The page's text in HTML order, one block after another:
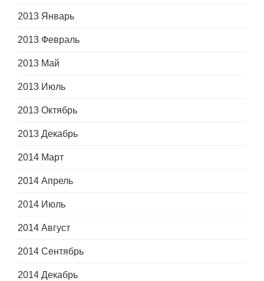
2013 Январь
2013 Февраль
2013 Май
2013 Июль
2013 Октябрь
2013 Декабрь
2014 Март
2014 Апрель
2014 Июль
2014 Август
2014 Сентябрь
2014 Декабрь